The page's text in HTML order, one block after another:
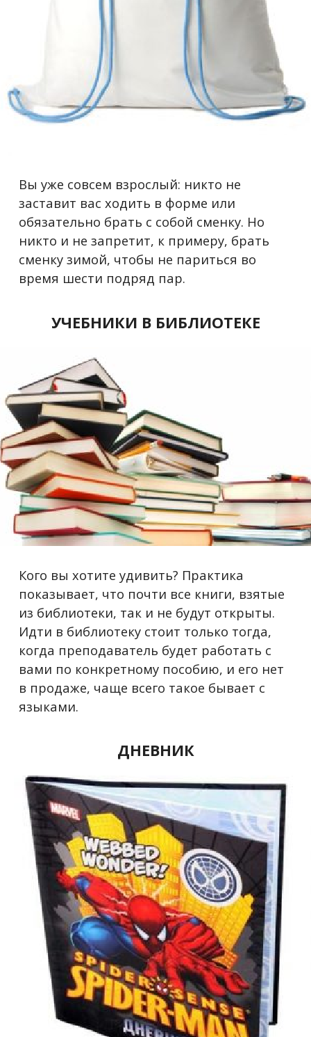
Вы уже совсем взрослый: никто не
заставит вас ходить в форме или
обязательно брать с собой сменку. Но
никто и не запретит, к примеру, брать
сменку зимой, чтобы не париться во
время шести подряд пар.
УЧЕБНИКИ В БИБЛИОТЕКЕ
Кого вы хотите удивить? Практика
показывает, что почти все книги, взятые
из библиотеки, так и не будут открыты.
Идти в библиотеку стоит только тогда,
когда преподаватель будет работать с
вами по конкретному пособию, и его нет
в продаже, чаще всего такое бывает с
языками.
ДНЕВНИК